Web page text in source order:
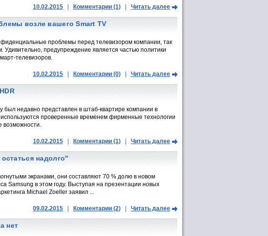
10.02.2015 Комментарии (1) Читать далее
возле вашего Smart TV
проблемы перед телевизором компании, так
предупреждение является частью политики
телевизоров.
10.02.2015 Комментарии (0) Читать далее
недавно представлен в штаб-квартире компании в
проверенные временем фирменные технологии
возможности.
10.02.2015 Комментарии (1) Читать далее
надолго"
экранами, они составляют 70 % долю в новом
Samsung в этом году. Выступая на презентации новых
Michael Zoeller заявил ...
09.02.2015 Комментарии (2) Читать далее
нет